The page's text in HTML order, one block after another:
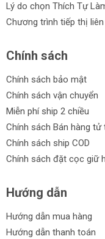
Lý do chọn Thích Tự
Chương trình tiếp thị
Chính sách
Chính sách bảo mật
Chính sách vận chuyển
Miễn phí ship 2 chiều
Chính sách Bán hàng tử
Chính sách ship COD
Chính sách đặt cọc giữ
Hướng dẫn
Hướng dẫn mua hàng
Hướng dẫn thanh toán